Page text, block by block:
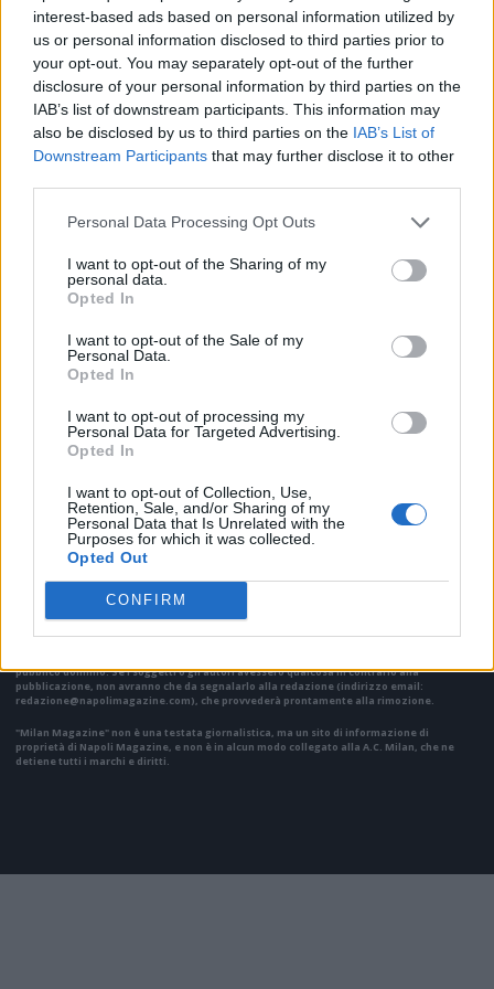
interest-based ads based on personal information utilized by
us or personal information disclosed to third parties prior to
your opt-out. You may separately opt-out of the further
disclosure of your personal information by third parties on the
IAB’s list of downstream participants. This information may
also be disclosed by us to third parties on the IAB’s List of
Downstream Participants that may further disclose it to other
Personal Data Processing Opt Outs
I want to opt-out of the Sharing of my
personal data.
Opted In
I want to opt-out of the Sale of my
Personal Data.
Opted In
I want to opt-out of processing my
Personal Data for Targeted Advertising.
Opted In
I want to opt-out of Collection, Use,
Retention, Sale, and/or Sharing of my
Personal Data that Is Unrelated with the
Purposes for which it was collected.
Opted Out
CONFIRM
per simpatia. E tra l’altro De Bruyne ha passeggiato per il
campo, ha fatto un passaggio e mezzo pericoloso, non
sfruttato. La sostituzione è stata giusta: dimostri di essere
tonico e di lottare, rimarrà sempre in campo. Perché la qualità
non si discute, ma se passeggi giochi uno in meno”.
VAI ALLA VERSIONE CLASSICA
pubblico dominio. Se i soggetti o gli autori avessero qualcosa in contrario alla
pubblicazione, non avranno che da segnalarlo alla redazione (indirizzo email:
redazione@napolimagazine.com), che provvederà prontamente alla rimozione.
"Milan Magazine" non è una testata giornalistica, ma un sito di informazione di
proprietà di Napoli Magazine, e non è in alcun modo collegato alla A.C. Milan, che ne
detiene tutti i marchi e diritti.